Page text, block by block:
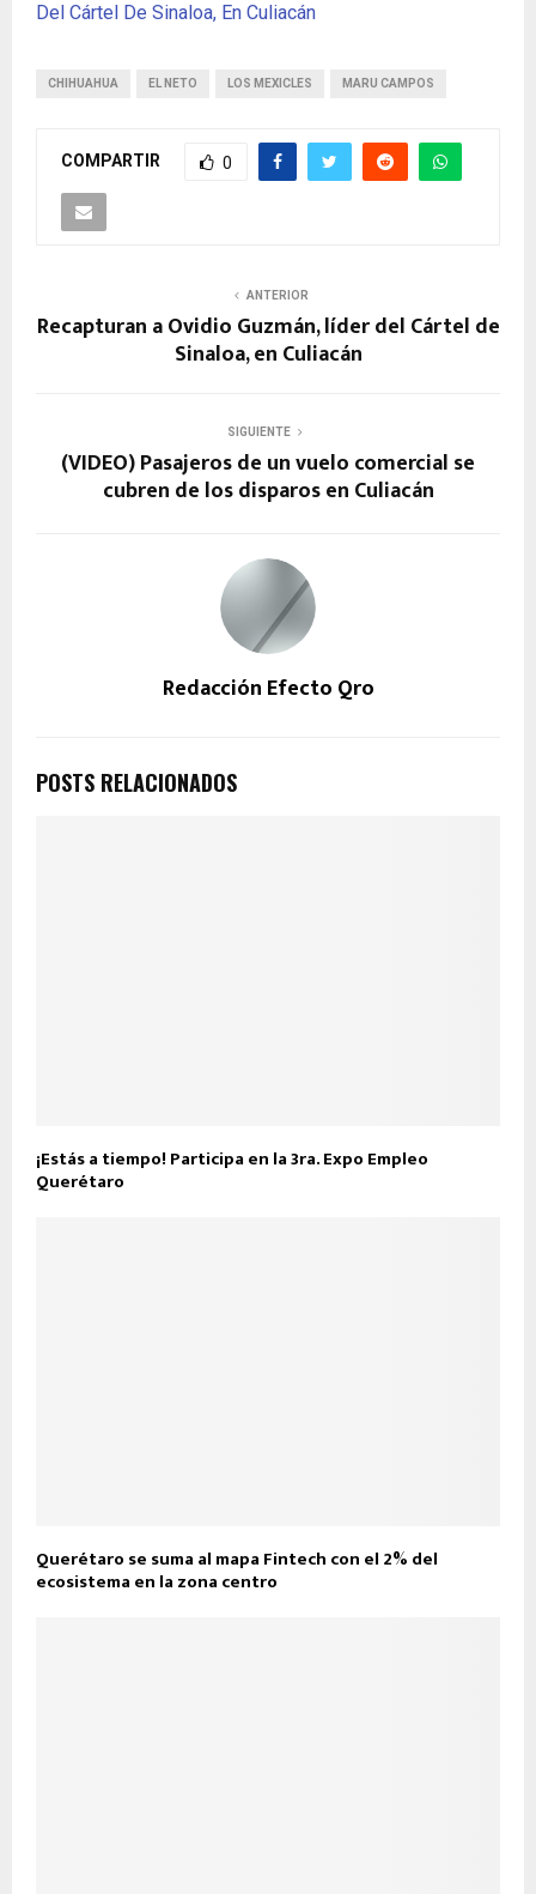
Del Cártel De Sinaloa, En Culiacán
CHIHUAHUA EL NETO LOS MEXICLES MARU CAMPOS
COMPARTIR 0
ANTERIOR
Recapturan a Ovidio Guzmán, líder del Cártel de
Sinaloa, en Culiacán
SIGUIENTE
(VIDEO) Pasajeros de un vuelo comercial se
cubren de los disparos en Culiacán
Redacción Efecto Qro
POSTS RELACIONADOS
¡Estás a tiempo! Participa en la 3ra. Expo Empleo
Querétaro
Querétaro se suma al mapa Fintech con el 2% del
ecosistema en la zona centro